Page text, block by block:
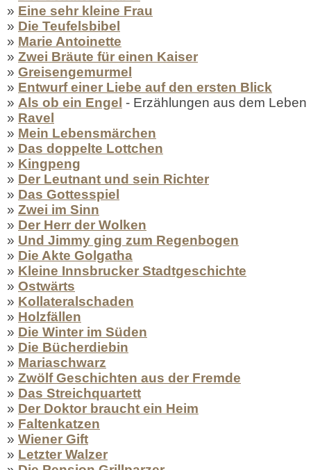
» Eine sehr kleine Frau
» Die Teufelsbibel
» Marie Antoinette
» Zwei Bräute für einen Kaiser
» Greisengemurmel
» Entwurf einer Liebe auf den ersten Blick
» Als ob ein Engel - Erzählungen aus dem Leben
» Ravel
» Mein Lebensmärchen
» Das doppelte Lottchen
» Kingpeng
» Der Leutnant und sein Richter
» Das Gottesspiel
» Zwei im Sinn
» Der Herr der Wolken
» Und Jimmy ging zum Regenbogen
» Die Akte Golgatha
» Kleine Innsbrucker Stadtgeschichte
» Ostwärts
» Kollateralschaden
» Holzfällen
» Die Winter im Süden
» Die Bücherdiebin
» Mariaschwarz
» Zwölf Geschichten aus der Fremde
» Das Streichquartett
» Der Doktor braucht ein Heim
» Faltenkatzen
» Wiener Gift
» Letzter Walzer